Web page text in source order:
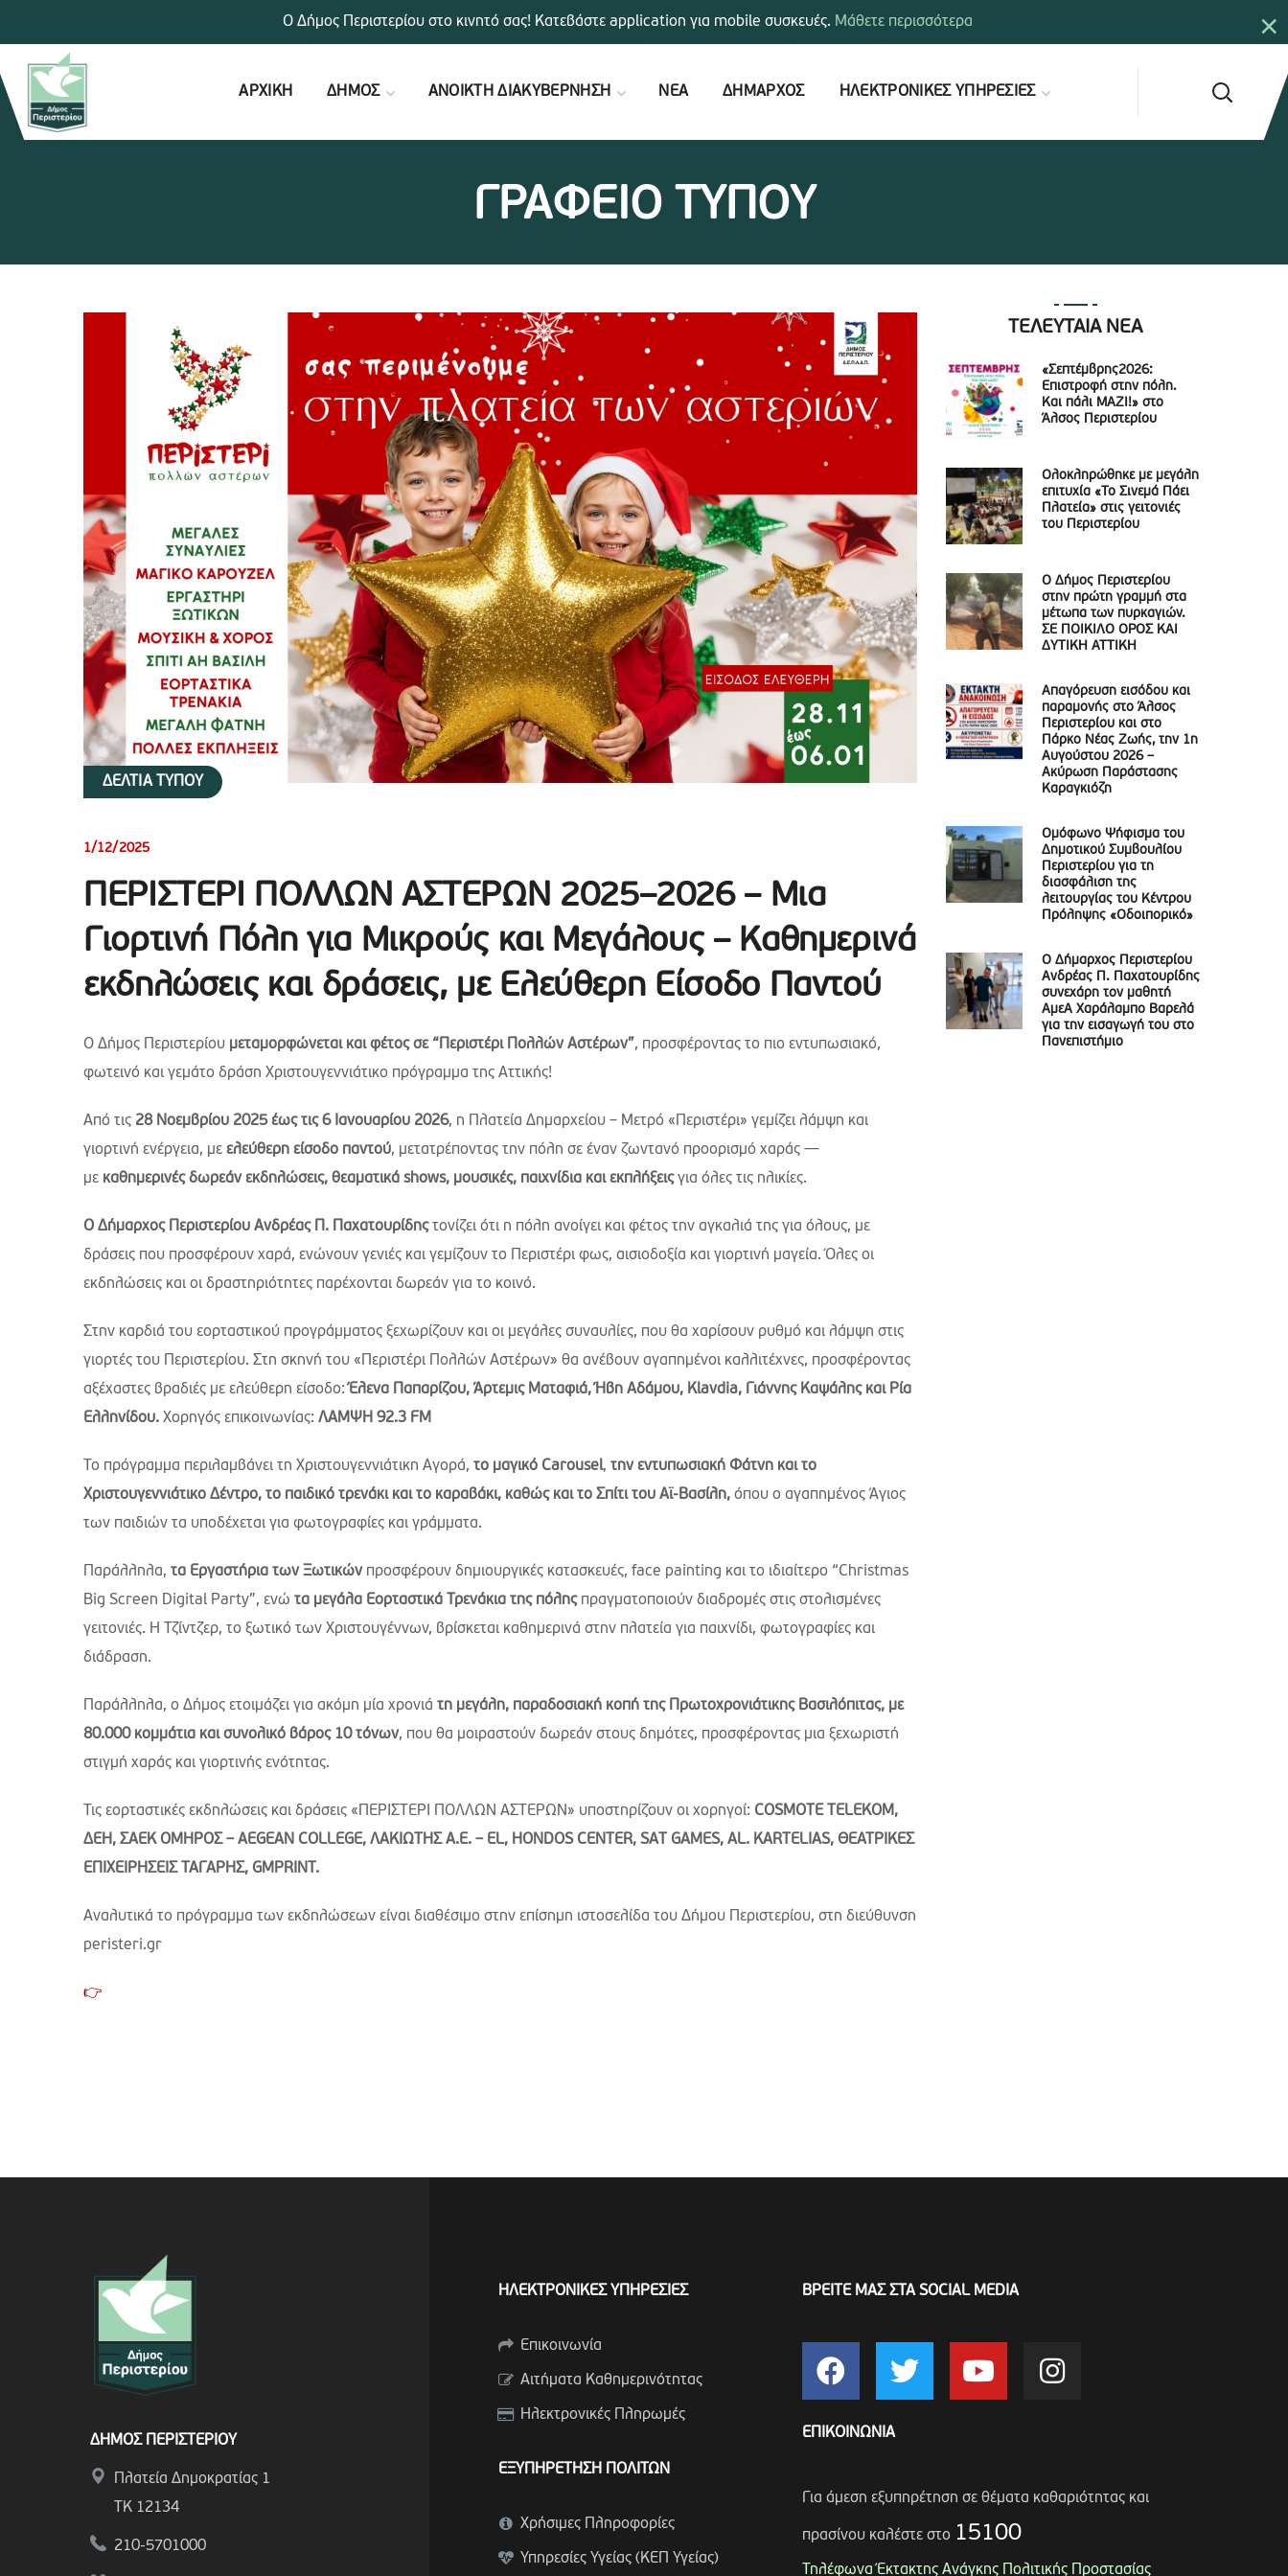
ΑΡΧΙΚΗ ΔΗΜΟΣ ΑΝΟΙΚΤΗ ΔΙΑΚΥΒΕΡΝΗΣΗ ΝΕΑ ΔΗΜΑΡΧΟΣ ΗΛΕΚΤΡΟΝΙΚΕΣ ΥΠΗΡΕΣΙΕΣ
ΓΡΑΦΕΙΟ ΤΥΠΟΥ
ΔΕΛΤΙΑ ΤΥΠΟΥ
1/12/2025
ΠΕΡΙΣΤΕΡΙ ΠΟΛΛΩΝ ΑΣΤΕΡΩΝ 2025–2026 – Μια
Γιορτινή Πόλη για Μικρούς και Μεγάλους – Καθημερινά
εκδηλώσεις και δράσεις, με Ελεύθερη Είσοδο Παντού
Ο Δήμος Περιστερίου μεταμορφώνεται και φέτος σε “Περιστέρι Πολλών Αστέρων”, προσφέροντας το πιο εντυπωσιακό,
φωτεινό και γεμάτο δράση Χριστουγεννιάτικο πρόγραμμα της Αττικής!
Από τις 28 Νοεμβρίου 2025 έως τις 6 Ιανουαρίου 2026, η Πλατεία Δημαρχείου – Μετρό «Περιστέρι» γεμίζει λάμψη και
γιορτινή ενέργεια, με ελεύθερη είσοδο παντού, μετατρέποντας την πόλη σε έναν ζωντανό προορισμό χαράς —
με καθημερινές δωρεάν εκδηλώσεις, θεαματικά shows, μουσικές, παιχνίδια και εκπλήξειςγια όλες τις ηλικίες.
Ο Δήμαρχος Περιστερίου Ανδρέας Π. Παχατουρίδηςτονίζει ότι η πόλη ανοίγει και φέτος την αγκαλιά της για όλους, με
δράσεις που προσφέρουν χαρά, ενώνουν γενιές και γεμίζουν το Περιστέρι φως, αισιοδοξία και γιορτινή μαγεία. Όλες οι
εκδηλώσεις και οι δραστηριότητες παρέχονται δωρεάν για το κοινό.
Στην καρδιά του εορταστικού προγράμματος ξεχωρίζουν και οι μεγάλες συναυλίες, που θα χαρίσουν ρυθμό και λάμψη στις
γιορτές του Περιστερίου. Στη σκηνή του «Περιστέρι Πολλών Αστέρων» θα ανέβουν αγαπημένοι καλλιτέχνες, προσφέροντας
αξέχαστες βραδιές με ελεύθερη είσοδο:Έλενα Παπαρίζου, Άρτεμις Ματαφιά, Ήβη Αδάμου, Klavdia, Γιάννης Καψάλης και Ρία
Ελληνίδου. Χορηγός επικοινωνίας: ΛΑΜΨΗ 92.3 FM
Το πρόγραμμα περιλαμβάνει τη Χριστουγεννιάτικη Αγορά, το μαγικό Carousel, την εντυπωσιακή Φάτνη και το
Χριστουγεννιάτικο Δέντρο, το παιδικό τρενάκι και το καραβάκι, καθώς και το Σπίτι του Αϊ-Βασίλη, όπου ο αγαπημένος Άγιος
των παιδιών τα υποδέχεται για φωτογραφίες και γράμματα.
Παράλληλα, τα Εργαστήρια των Ξωτικώνπροσφέρουν δημιουργικές κατασκευές, face painting και το ιδιαίτερο “Christmas
Big Screen Digital Party”, ενώ τα μεγάλα Εορταστικά Τρενάκια της πόληςπραγματοποιούν διαδρομές στις στολισμένες
γειτονιές. Η Τζίντζερ, το ξωτικό των Χριστουγέννων, βρίσκεται καθημερινά στην πλατεία για παιχνίδι, φωτογραφίες και
διάδραση.
Παράλληλα, ο Δήμος ετοιμάζει για ακόμη μία χρονιά τη μεγάλη, παραδοσιακή κοπή της Πρωτοχρονιάτικης Βασιλόπιτας, με
80.000 κομμάτια και συνολικό βάρος 10 τόνων, που θα μοιραστούν δωρεάν στους δημότες, προσφέροντας μια ξεχωριστή
στιγμή χαράς και γιορτινής ενότητας.
Τις εορταστικές εκδηλώσεις και δράσεις «ΠΕΡΙΣΤΕΡΙ ΠΟΛΛΩΝ ΑΣΤΕΡΩΝ» υποστηρίζουν οι χορηγοί: COSMOTE TELEKOM,
ΔΕΗ, ΣΑΕΚ ΟΜΗΡΟΣ –AEGEAN COLLEGE, ΛΑΚΙΩΤΗΣA.E. – EL, HONDOS CENTER, SAT GAMES, AL. KARTELIAS, ΘΕΑΤΡΙΚΕΣ
ΕΠΙΧΕΙΡΗΣΕΙΣ
ΤΑΓΑΡΗΣ, GMPRINT.
Αναλυτικά το πρόγραμμα των εκδηλώσεων είναι διαθέσιμο στην επίσημη ιστοσελίδα του Δήμου Περιστερίου, στη διεύθυνση
peristeri.gr
👉
ΤΕΛΕΥΤΑΙΑ ΝΕΑ
«Σεπτέμβρης2026:
Επιστροφή στην πόλη.
Και πάλι ΜΑΖΙ!» στο
Άλσος Περιστερίου
Ολοκληρώθηκε με μεγάλη
επιτυχία «Το Σινεμά Πάει
Πλατεία» στις γειτονιές
του Περιστερίου
Ο Δήμος Περιστερίου
στην πρώτη γραμμή στα
μέτωπα των πυρκαγιών.
ΣΕ ΠΟΙΚΙΛΟ ΟΡΟΣ ΚΑΙ
ΔΥΤΙΚΗ ΑΤΤΙΚΗ
Απαγόρευση εισόδου και
παραμονής στο Άλσος
Περιστερίου και στο
Πάρκο Νέας Ζωής, την 1η
Αυγούστου 2026 –
Ακύρωση Παράστασης
Καραγκιόζη
Ομόφωνο Ψήφισμα του
Δημοτικού Συμβουλίου
Περιστερίου για τη
διασφάλιση της
λειτουργίας του Κέντρου
Πρόληψης «Οδοιπορικό»
Ο Δήμαρχος Περιστερίου
Ανδρέας Π. Παχατουρίδης
συνεχάρη τον μαθητή
ΑμεΑ Χαράλαμπο Βαρελά
για την εισαγωγή του στο
Πανεπιστήμιο
ΔΗΜΟΣ ΠΕΡΙΣΤΕΡΙΟΥ
Πλατεία Δημοκρατίας 1
ΤΚ 12134
210-5701000
ΗΛΕΚΤΡΟΝΙΚΕΣ ΥΠΗΡΕΣΙΕΣ
Επικοινωνία
Αιτήματα Καθημερινότητας
Ηλεκτρονικές Πληρωμές
ΕΞΥΠΗΡΕΤΗΣΗ ΠΟΛΙΤΩΝ
Χρήσιμες Πληροφορίες
Υπηρεσίες Υγείας (ΚΕΠ Υγείας)
ΒΡΕΙΤΕ ΜΑΣ ΣΤΑ SOCIAL MEDIA
ΕΠΙΚΟΙΝΩΝΙΑ
Για άμεση εξυπηρέτηση σε θέματα καθαριότητας και
πρασίνου καλέστε στο 15100
Τηλέφωνα Έκτακτης Ανάγκης Πολιτικής Προστασίας
×
Ο Δήμος Περιστερίου στο κινητό σας! Κατεβάστε application για mobile συσκευές. Μάθετε περισσότερα